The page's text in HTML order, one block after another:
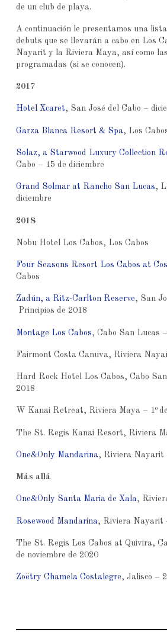
de un club de playa.
A continuación le presentamos una
debuts que se llevarán a cabo en Los
Nayarit y la Riviera Maya, así como
programadas (si se conocen).
2017
Hotel Xcaret, San José del Cabo –
Garza Blanca Resort & Spa, Los
Solaz, a Starwood Luxury Collection
Cabo – 15 de diciembre
Grand Solmar at Rancho San Lucas,
diciembre
2018
Nobu Hotel Los Cabos, Los Cabos
Four Seasons Resort Los Cabos at
Cabos
Zadún, a Ritz-Carlton Reserve, San
Principios de 2018
Montage Los Cabos, Cabo San Lucas
Fairmont Costa Canuva, Riviera
Hard Rock Hotel Los Cabos, Cabo
2018
W Kanai Retreat, Riviera Maya – 1o
The St. Regis Kanai Resort, Riviera
One&Only Mandarina, Riviera Nayarit
Más allá
One&Only Santa Maria de Xala,
Rosewood Mandarina, Riviera Nayarit
The St. Regis Los Cabos at Quivira,
de noviembre de 2020
Zoëtry Chamela Costalegre, Jalisco –